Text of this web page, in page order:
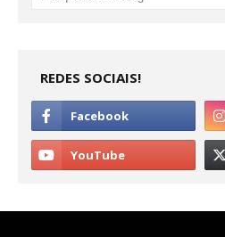
REDES SOCIAIS!